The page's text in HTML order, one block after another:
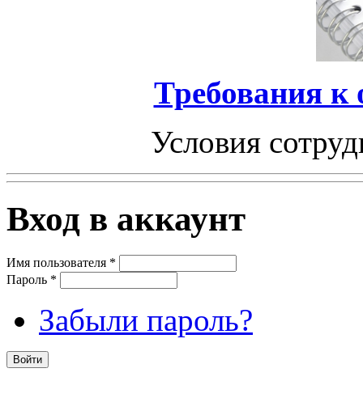
Требования к
Условия
Вход в аккаунт
Имя пользователя *
Пароль *
Забыли пароль?